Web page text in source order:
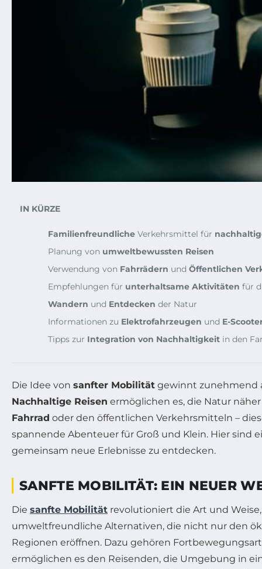
IN KÜRZE
Familienfreundliche Verkehrsmittel für
Planung von umweltbewussten Reisen
Verwendung von Fahrrädern und Öffentlichen
Empfehlungen für unterhaltsame Aktivitäten für
Wandern und Entdecken der Natur
Informationen zu Elektrofahrzeugen und E-
Tipps zur Integration von Nachhaltigkeit in den
Die Idee von sanfter Mobilität gewinnt zunehmend
Nachhaltige Reisen ermöglichen es, die Natur
Fahrrad oder den öffentlichen Verkehrsmitteln –
spannende Abenteuer für Groß und Klein. Hier
gemeinsam neue Erlebnisse zu entdecken.
SANFTE MOBILITÄT: EIN NEUER
Die sanfte Mobilität revolutioniert die Art und
umweltfreundliche Alternativen, die nicht nur den
Regionen eröffnen. Dazu gehören
ermöglichen es den Reisenden, die Umgebung in